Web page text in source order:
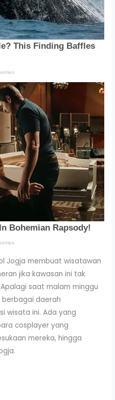
Jogja membuat wisatawan
jika kawasan ini tak
saat malam minggu
daerah
wisata ini. Ada yang
cosplayer yang
mereka, hingga